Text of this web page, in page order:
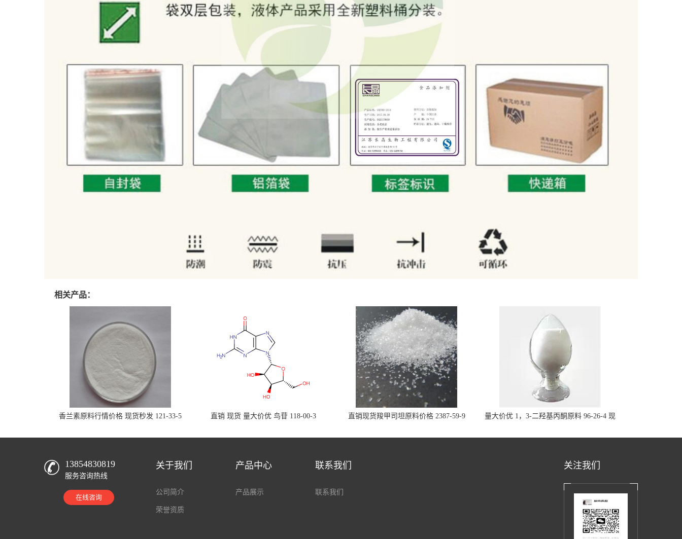
相关产品：
香兰素原料行情价格 现货秒发 121-33-5 直销 现货 量大价优 鸟苷 118-00-3 直销现货羧甲司坦原料价格 2387-59-9
量大价优 1，3-二羟基丙酮原料 96-26-4 现
13854830819
服务咨询热线
在线咨询
关于我们
公司简介
荣誉资质
产品中心
产品展示
联系我们
联系我们
关注我们